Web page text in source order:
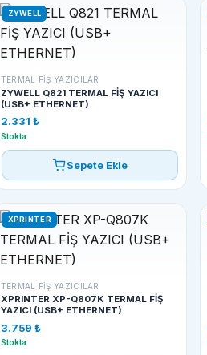
ZYWELL
TERMAL FIŞ YAZICILAR
ZYWELL Q821 TERMAL FİŞ YAZICI
(USB+ ETHERNET)
2.331 ₺
Stokta
Sepete Ekle
XPRINTER
TERMAL FIŞ YAZICILAR
XPRINTER XP-Q807K TERMAL FİŞ
YAZICI (USB+ ETHERNET)
3.759 ₺
Stokta